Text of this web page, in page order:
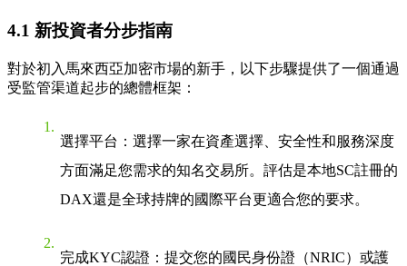
4.1 新投資者分步指南
對於初入馬來西亞加密市場的新手，以下步驟提供了一個通過
受監管渠道起步的總體框架：
選擇平台 ：選擇一家在資產選擇、安全性和服務深度
方面滿足您需求的知名交易所。評估是本地SC註冊的
DAX還是全球持牌的國際平台更適合您的要求。
完成KYC認證 ：提交您的國民身份證（NRIC）或護